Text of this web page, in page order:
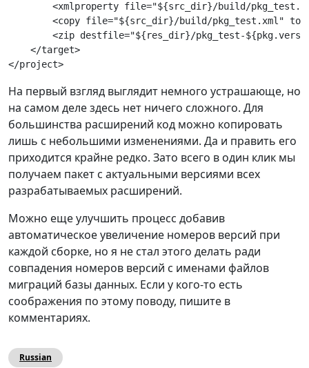
<xmlproperty file="${src_dir}/build/
<copy file="${src_dir}/build/pkg_test.xml"
<zip destfile="${res_dir}/pkg_test-
    </target>
</project>
На первый взгляд выглядит немного устрашающе, но
на самом деле здесь нет ничего сложного. Для
большинства расширений код можно копировать
лишь с небольшими изменениями. Да и править его
приходится крайне редко. Зато всего в один клик мы
получаем пакет с актуальными версиями всех
разрабатываемых расширений.
Можно еще улучшить процесс добавив
автоматическое увеличение номеров версий при
каждой сборке, но я не стал этого делать ради
совпадения номеров версий с именами файлов
миграций базы данных. Если у кого-то есть
соображения по этому поводу, пишите в
комментариях.
Russian